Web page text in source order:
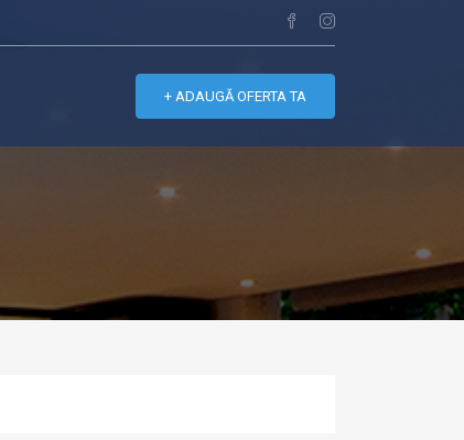
+ ADAUGĂ OFERTA TA